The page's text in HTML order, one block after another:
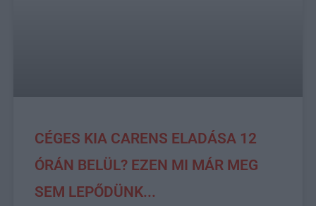
CÉGES KIA CARENS ELADÁSA 12
ÓRÁN BELÜL? EZEN MI MÁR MEG
SEM LEPŐDÜNK...